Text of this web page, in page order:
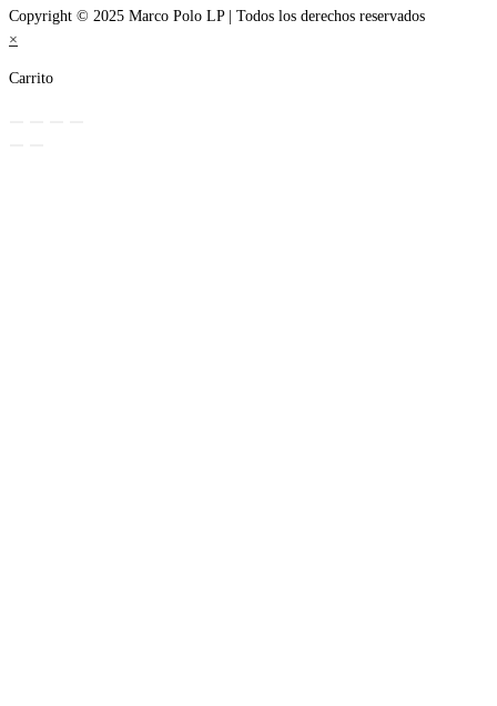
Copyright © 2025 Marco Polo LP | Todos los derechos reservados
×
Carrito